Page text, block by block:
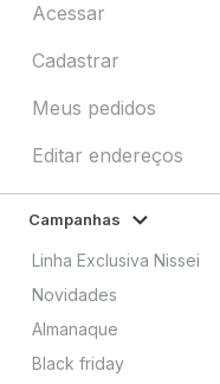
Acessar
Cadastrar
Meus pedidos
Editar endereços
Campanhas
Linha Exclusiva Nissei
Novidades
Almanaque
Black friday